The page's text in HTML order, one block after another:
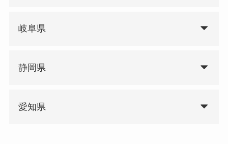
岐阜県
静岡県
愛知県